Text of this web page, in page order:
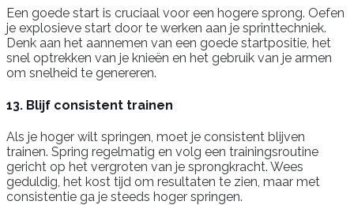
Een goede start is cruciaal voor een hogere sprong. Oefen
je explosieve start door te werken aan je sprinttechniek.
Denk aan het aannemen van een goede startpositie, het
snel optrekken van je knieën en het gebruik van je armen
om snelheid te genereren.
13. Blijf consistent trainen
Als je hoger wilt springen, moet je consistent blijven
trainen. Spring regelmatig en volg een trainingsroutine
gericht op het vergroten van je sprongkracht. Wees
geduldig, het kost tijd om resultaten te zien, maar met
consistentie ga je steeds hoger springen.